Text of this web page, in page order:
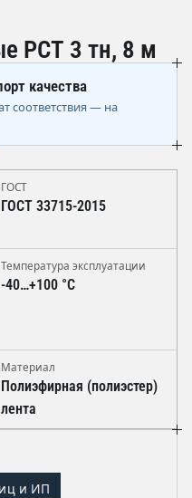
РСТ 3 тн, 8 м
качества
соответствия — на
ГОСТ
ГОСТ 33715-2015
Температура эксплуатации
-40…+100 °C
Материал
Полиэфирная (полиэстер)
лента
и ИП